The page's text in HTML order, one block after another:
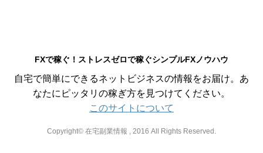
FXで稼ぐ！ストレスゼロで稼ぐシンプルFXノウハウ
自宅で簡単にできるネットビジネスの情報をお届け。あ
なたにピッタリの稼ぎ方を見つけてください。
このサイトについて
Copyright© 在宅副業情報 , 2016 All Rights Reserved.